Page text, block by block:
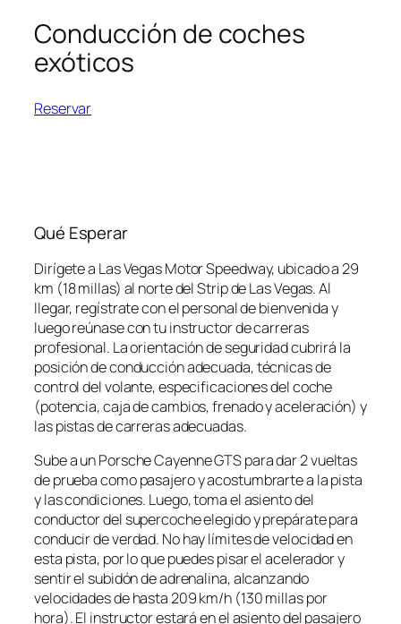
Conducción de coches
exóticos
Reservar
Qué Esperar
Dirígete a Las Vegas Motor Speedway, ubicado a 29
km (18 millas) al norte del Strip de Las Vegas. Al
llegar, regístrate con el personal de bienvenida y
luego reúnase con tu instructor de carreras
profesional. La orientación de seguridad cubrirá la
posición de conducción adecuada, técnicas de
control del volante, especificaciones del coche
(potencia, caja de cambios, frenado y aceleración) y
las pistas de carreras adecuadas.
Sube a un Porsche Cayenne GTS para dar 2 vueltas
de prueba como pasajero y acostumbrarte a la pista
y las condiciones. Luego, toma el asiento del
conductor del supercoche elegido y prepárate para
conducir de verdad. No hay límites de velocidad en
esta pista, por lo que puedes pisar el acelerador y
sentir el subidón de adrenalina, alcanzando
velocidades de hasta 209 km/h (130 millas por
hora). El instructor estará en el asiento del pasajero